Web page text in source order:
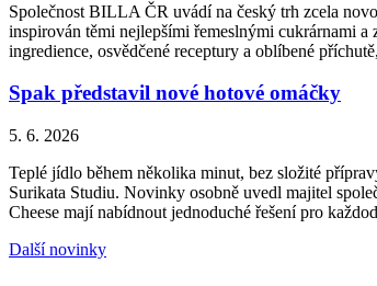
Společnost BILLA ČR uvádí na český trh zcela
inspirován těmi nejlepšími řemeslnými cukrárnami
ingredience, osvědčené receptury a oblíbené
Spak představil nové hotové omáčky
5. 6. 2026
Teplé jídlo během několika minut, bez složité
Surikata Studiu. Novinky osobně uvedl majitel
Cheese mají nabídnout jednoduché řešení pro
Další novinky